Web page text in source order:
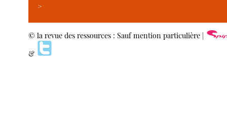
>
© la revue des ressources : Sauf mention particulière |
&